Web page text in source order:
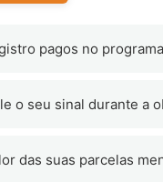
pagos no
o seu sinal durante a
das suas parcelas